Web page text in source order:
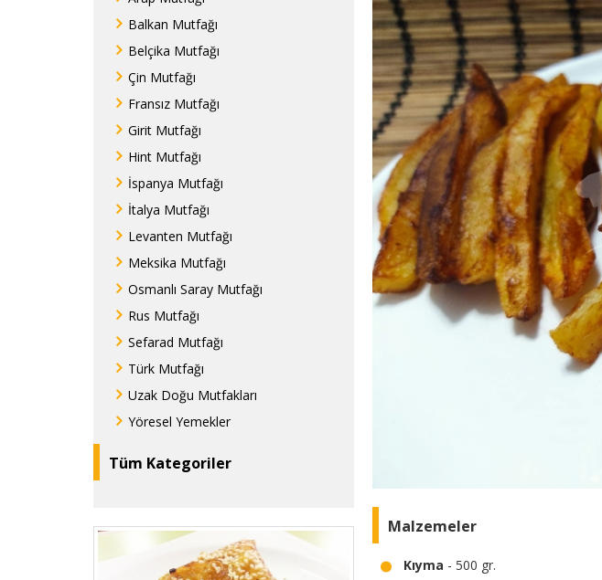
Balkan Mutfağı
Belçika Mutfağı
Çin Mutfağı
Fransız Mutfağı
Girit Mutfağı
Hint Mutfağı
İspanya Mutfağı
İtalya Mutfağı
Levanten Mutfağı
Meksika Mutfağı
Osmanlı Saray Mutfağı
Rus Mutfağı
Sefarad Mutfağı
Türk Mutfağı
Uzak Doğu Mutfakları
Yöresel Yemekler
Tüm Kategoriler
Malzemeler
Kıyma - 500 gr.